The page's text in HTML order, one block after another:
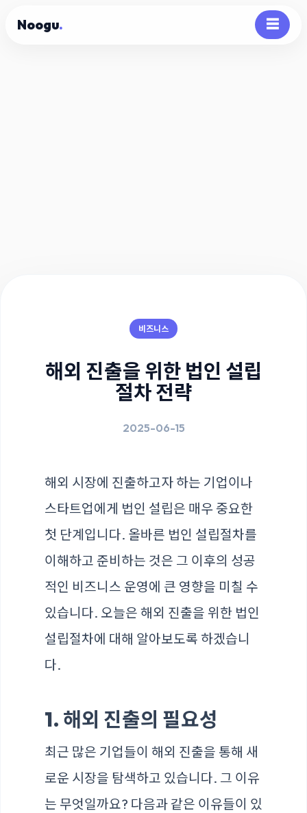
Noogu. ☰
비즈니스
해외 진출을 위한 법인 설립
절차 전략
2025-06-15
해외 시장에 진출하고자 하는 기업이나
스타트업에게 법인 설립은 매우 중요한
첫 단계입니다. 올바른 법인 설립절차를
이해하고 준비하는 것은 그 이후의 성공
적인 비즈니스 운영에 큰 영향을 미칠 수
있습니다. 오늘은 해외 진출을 위한 법인
설립절차에 대해 알아보도록 하겠습니
다.
1. 해외 진출의 필요성
최근 많은 기업들이 해외 진출을 통해 새
로운 시장을 탐색하고 있습니다. 그 이유
는 무엇일까요? 다음과 같은 이유들이 있